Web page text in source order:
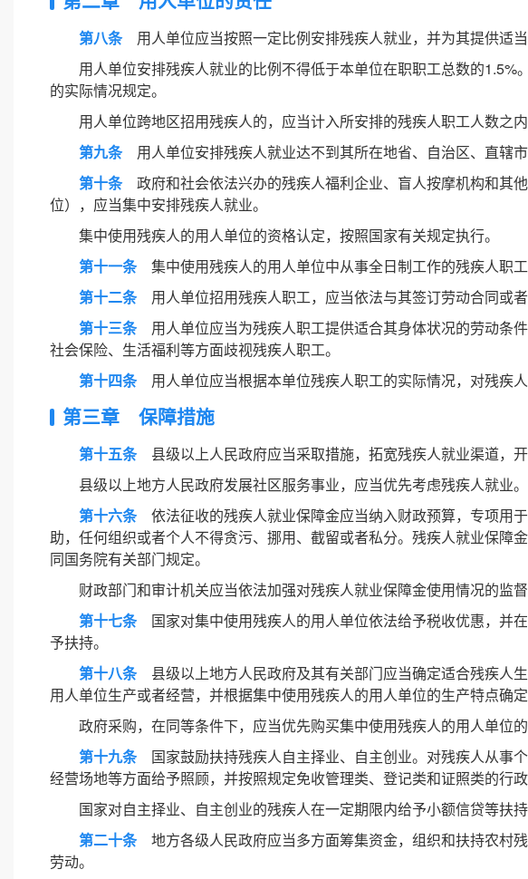
第八条用人单位应当按照一定比例安排残疾人就业，并为其提供适当
用人单位安排残疾人就业的比例不得低于本单位在职职工总数的
的实际情况规定。
用人单位跨地区招用残疾人的，应当计入所安排的残疾人职工人数之内
第九条用人单位安排残疾人就业达不到其所在地省、自治区、直辖
第十条政府和社会依法兴办的残疾人福利企业、盲人按摩机构和其
位），应当集中安排残疾人就业。
集中使用残疾人的用人单位的资格认定，按照国家有关规定执行。
第十一条集中使用残疾人的用人单位中从事全日制工作的残疾人职工
第十二条用人单位招用残疾人职工，应当依法与其签订劳动合同或者
第十三条用人单位应当为残疾人职工提供适合其身体状况的劳动条件
社会保险、生活福利等方面歧视残疾人职工。
第十四条用人单位应当根据本单位残疾人职工的实际情况，对残疾人
第三章 保障措施
第十五条县级以上人民政府应当采取措施，拓宽残疾人就业渠道，
县级以上地方人民政府发展社区服务事业，应当优先考虑残疾人就业。
第十六条依法征收的残疾人就业保障金应当纳入财政预算，专项用
助，任何组织或者个人不得贪污、挪用、截留或者私分。残疾人就业保障
同国务院有关部门规定。
财政部门和审计机关应当依法加强对残疾人就业保障金使用情况的监督
第十七条国家对集中使用残疾人的用人单位依法给予税收优惠，并
予扶持。
第十八条县级以上地方人民政府及其有关部门应当确定适合残疾人
用人单位生产或者经营，并根据集中使用残疾人的用人单位的生产特点确定
政府采购，在同等条件下，应当优先购买集中使用残疾人的用人单位的
第十九条国家鼓励扶持残疾人自主择业、自主创业。对残疾人从事
经营场地等方面给予照顾，并按照规定免收管理类、登记类和证照类的行政
国家对自主择业、自主创业的残疾人在一定期限内给予小额信贷等扶持
第二十条地方各级人民政府应当多方面筹集资金，组织和扶持农村
劳动。